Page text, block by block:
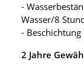
-
Wasser/8
- Beschichtung
2 Jahre